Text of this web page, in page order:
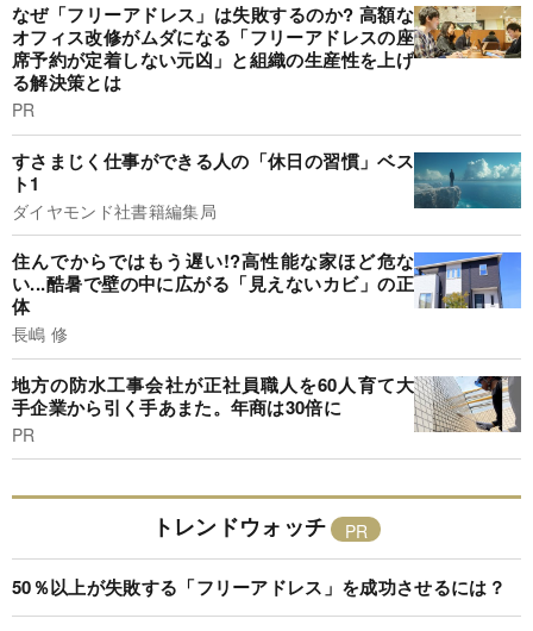
なぜ「フリーアドレス」は失敗するのか? 高額な
オフィス改修がムダになる「フリーアドレスの座
席予約が定着しない元凶」と組織の生産性を上げ
る解決策とは
PR
すさまじく仕事ができる人の「休日の習慣」ベス
ト1
ダイヤモンド社書籍編集局
住んでからではもう遅い!?高性能な家ほど危な
い...酷暑で壁の中に広がる「見えないカビ」の正
体
長嶋 修
地方の防水工事会社が正社員職人を60人育て大
手企業から引く手あまた。年商は30倍に
PR
トレンドウォッチ
50％以上が失敗する「フリーアドレス」を成功させるには？